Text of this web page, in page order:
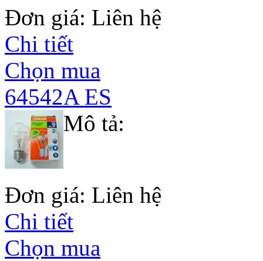
Đơn giá: Liên hệ
Chi tiết
Chọn mua
64542A ES
Mô tả:
Đơn giá: Liên hệ
Chi tiết
Chọn mua